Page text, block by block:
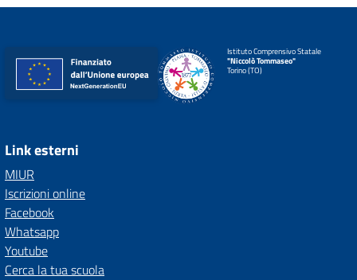
Istituto Comprensivo Statale
"Niccolò Tommaseo"
Torino (TO)
Link esterni
MIUR
Iscrizioni online
Facebook
Whatsapp
Youtube
Cerca la tua scuola